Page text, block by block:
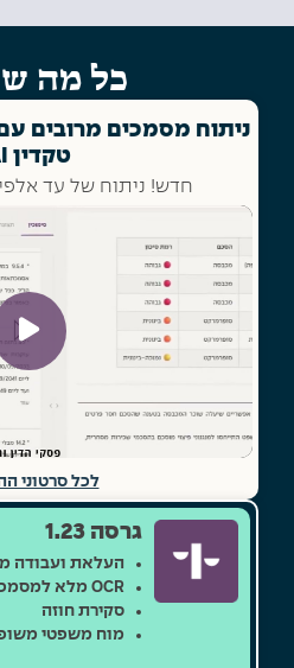
כל מה
ניתוח מסמכים מרובים
טקדין AI
חדש! ניתוח של עד
לכל סרטוני
גרסה 1.23
העלאת ועבודה
OCR מלא למסמכים סרוקים
סקירת חוזה
מוח משפטי